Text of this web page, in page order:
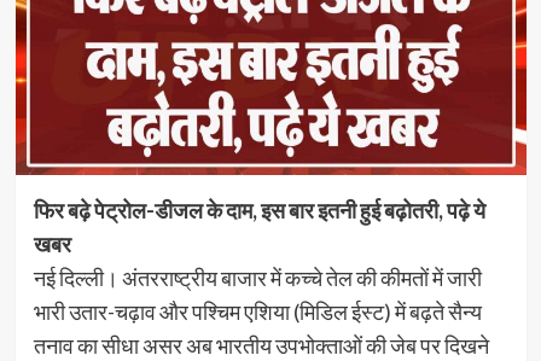
फिर बढ़े पेट्रोल-डीजल के दाम, इस बार इतनी हुई बढ़ोतरी, पढ़े ये
खबर
नई दिल्ली। अंतरराष्ट्रीय बाजार में कच्चे तेल की कीमतों में जारी
भारी उतार-चढ़ाव और पश्चिम एशिया (मिडिल ईस्ट) में बढ़ते सैन्य
तनाव का सीधा असर अब भारतीय उपभोक्ताओं की जेब पर दिखने